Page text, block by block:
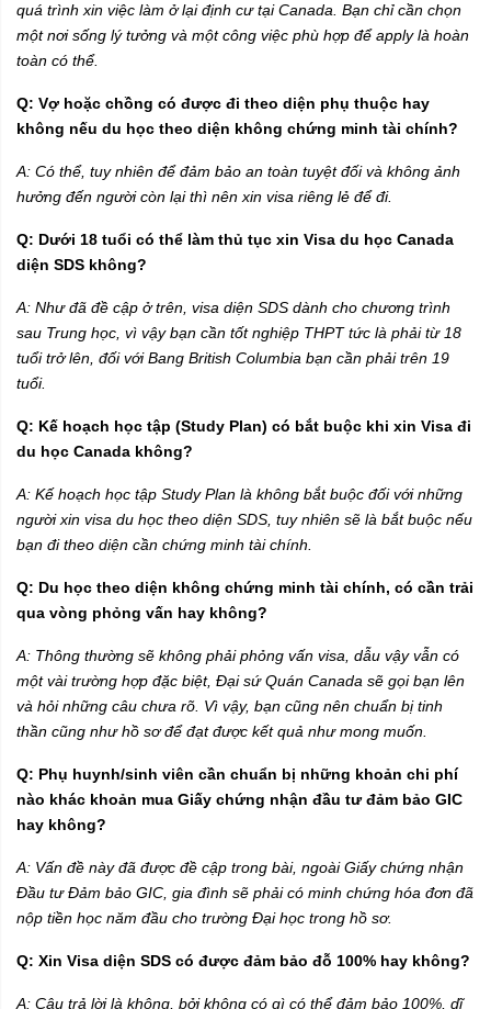
quá trình xin việc làm ở lại định cư tại Canada. Bạn chỉ cần chọn
một nơi sống lý tưởng và một công việc phù hợp để apply là hoàn
toàn có thể.
Q: Vợ hoặc chồng có được đi theo diện phụ thuộc hay
không nếu du học theo diện không chứng minh tài chính?
A: Có thể, tuy nhiên để đảm bảo an toàn tuyệt đối và không ảnh
hưởng đến người còn lại thì nên xin visa riêng lẻ để đi.
Q: Dưới 18 tuổi có thể làm thủ tục xin Visa du học Canada
diện SDS không?
A: Như đã đề cập ở trên, visa diện SDS dành cho chương trình
sau Trung học, vì vậy bạn cần tốt nghiệp THPT tức là phải từ 18
tuổi trở lên, đối với Bang British Columbia bạn cần phải trên 19
tuổi.
Q: Kế hoạch học tập (Study Plan) có bắt buộc khi xin Visa đi
du học Canada không?
A: Kế hoạch học tập Study Plan là không bắt buộc đối với những
người xin visa du học theo diện SDS, tuy nhiên sẽ là bắt buộc nếu
bạn đi theo diện cần chứng minh tài chính.
Q: Du học theo diện không chứng minh tài chính, có cần trải
qua vòng phỏng vấn hay không?
A: Thông thường sẽ không phải phỏng vấn visa, dẫu vậy vẫn có
một vài trường hợp đặc biệt, Đại sứ Quán Canada sẽ gọi bạn lên
và hỏi những câu chưa rõ. Vì vậy, bạn cũng nên chuẩn bị tinh
thần cũng như hồ sơ để đạt được kết quả như mong muốn.
Q: Phụ huynh/sinh viên cần chuẩn bị những khoản chi phí
nào khác khoản mua Giấy chứng nhận đầu tư đảm bảo GIC
hay không?
A: Vấn đề này đã được đề cập trong bài, ngoài Giấy chứng nhận
Đầu tư Đảm bảo GIC, gia đình sẽ phải có minh chứng hóa đơn đã
nộp tiền học năm đầu cho trường Đại học trong hồ sơ.
Q: Xin Visa diện SDS có được đảm bảo đỗ 100% hay không?
A: Câu trả lời là không, bởi không có gì có thể đảm bảo 100%, dĩ